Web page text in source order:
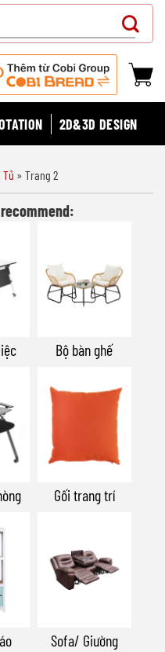
2D&3D DESIGN
Tủ » Trang 2
Bộ bàn ghế
Gối trang trí
Sofa/ Giường